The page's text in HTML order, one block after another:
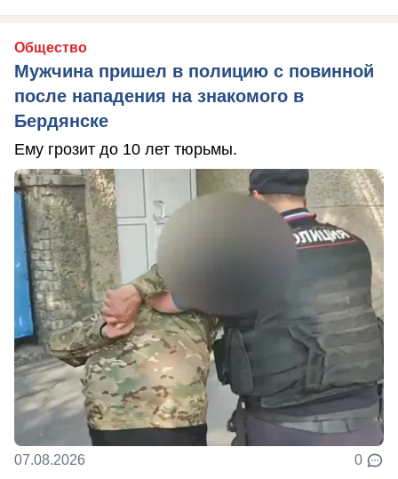
Общество
Мужчина пришел в полицию с повинной
после нападения на знакомого в
Бердянске
Ему грозит до 10 лет тюрьмы.
07.08.2026 0